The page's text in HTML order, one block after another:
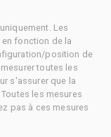
Les
fonction de la
position de
toutes les
s'assurer que la
les mesures
pas à ces mesures